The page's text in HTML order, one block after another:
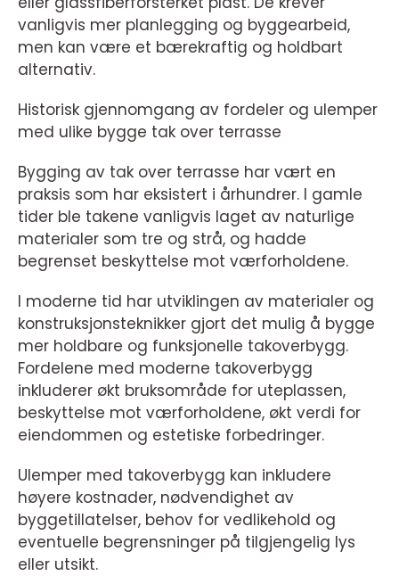
vanligvis mer planlegging og byggearbeid,
men kan være et bærekraftig og holdbart
alternativ.
Historisk gjennomgang av fordeler og ulemper
med ulike bygge tak over terrasse
Bygging av tak over terrasse har vært en
praksis som har eksistert i århundrer. I gamle
tider ble takene vanligvis laget av naturlige
materialer som tre og strå, og hadde
begrenset beskyttelse mot værforholdene.
I moderne tid har utviklingen av materialer og
konstruksjonsteknikker gjort det mulig å bygge
mer holdbare og funksjonelle takoverbygg.
Fordelene med moderne takoverbygg
inkluderer økt bruksområde for uteplassen,
beskyttelse mot værforholdene, økt verdi for
eiendommen og estetiske forbedringer.
Ulemper med takoverbygg kan inkludere
høyere kostnader, nødvendighet av
byggetillatelser, behov for vedlikehold og
eventuelle begrensninger på tilgjengelig lys
eller utsikt.